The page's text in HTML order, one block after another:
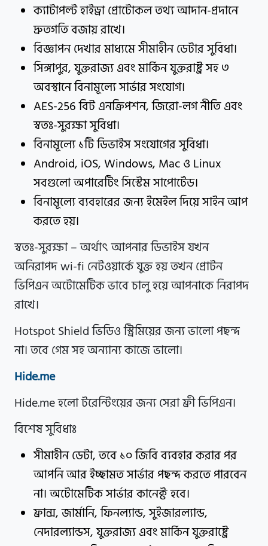
ক্যাটাপল্ট হাইড্রা প্রোটোকল তথ্য আদান-প্রদানে
দ্রুতগতি বজায় রাখে।
বিজ্ঞাপন দেখার মাধ্যমে সীমাহীন ডেটার সুবিধা।
সিঙ্গাপুর, যুক্তরাজ্য এবং মার্কিন যুক্তরাষ্ট্র সহ ৩
অবস্থানে বিনামূল্যে সার্ভার সংযোগ।
AES-256 বিট এনক্রিপশন, জিরো-লগ নীতি এবং
স্বতঃ-সুরক্ষা সুবিধা।
বিনামূল্যে ১টি ডিভাইস সংযোগের সুবিধা।
Android, iOS, Windows, Mac ও Linux
সবগুলো অপারেটিং সিস্টেম সাপোর্টেড।
বিনামূল্যে ব্যবহারের জন্য ইমেইল দিয়ে সাইন আপ
করতে হয়।
স্বতঃ-সুরক্ষা – অর্থাৎ আপনার ডিভাইস যখন
অনিরাপদ wi-fi নেটওয়ার্কে যুক্ত হয় তখন প্রোটন
ভিপিএন অটোমেটিক ভাবে চালু হয়ে আপনাকে নিরাপদ
রাখে।
Hotspot Shield ভিডিও স্ট্রিমিয়ের জন্য ভালো পছন্দ
না। তবে গেম সহ অন্যান্য কাজে ভালো।
Hide.me
Hide.me হলো টরেন্টিংয়ের জন্য সেরা ফ্রী ভিপিএন।
বিশেষ সুবিধাঃ
সীমাহীন ডেটা, তবে ১০ জিবি ব্যবহার করার পর
আপনি আর ইচ্ছামত সার্ভার পছন্দ করতে পারবেন
না। অটোমেটিক সার্ভার কানেক্ট হবে।
ফ্রান্স, জার্মানি, ফিনল্যান্ড, সুইজারল্যান্ড,
নেদারল্যান্ডস, যুক্তরাজ্য এবং মার্কিন যুক্তরাষ্ট্রে